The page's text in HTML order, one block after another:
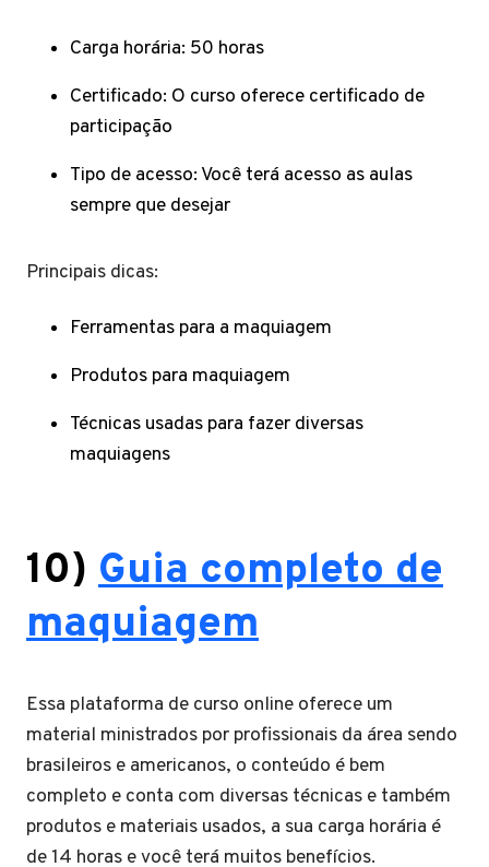
Carga horária: 50 horas
Certificado: O curso oferece certificado de
participação
Tipo de acesso: Você terá acesso as aulas
sempre que desejar
Principais dicas:
Ferramentas para a maquiagem
Produtos para maquiagem
Técnicas usadas para fazer diversas
maquiagens
10) Guia completo de
maquiagem
Essa plataforma de curso online oferece um
material ministrados por profissionais da área sendo
brasileiros e americanos, o conteúdo é bem
completo e conta com diversas técnicas e também
produtos e materiais usados, a sua carga horária é
de 14 horas e você terá muitos benefícios.